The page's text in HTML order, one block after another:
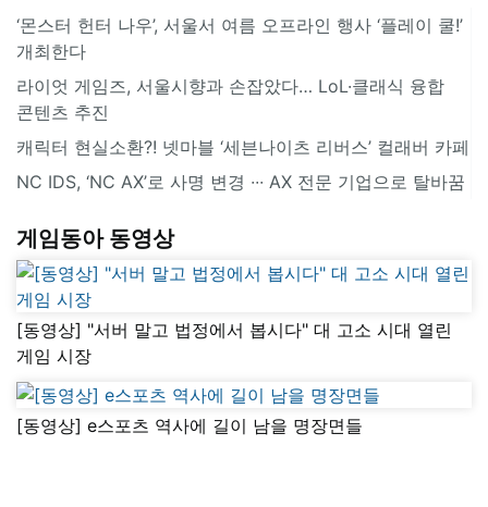
‘몬스터 헌터 나우’, 서울서 여름 오프라인 행사 ‘플레이 쿨!’
개최한다
라이엇 게임즈, 서울시향과 손잡았다… LoL·클래식 융합
콘텐츠 추진
캐릭터 현실소환?! 넷마블 ‘세븐나이츠 리버스’ 컬래버 카페
NC IDS, ‘NC AX’로 사명 변경 ∙∙∙ AX 전문 기업으로 탈바꿈
게임동아 동영상
[동영상] "서버 말고 법정에서 봅시다" 대 고소 시대 열린
게임 시장
[동영상] e스포츠 역사에 길이 남을 명장면들